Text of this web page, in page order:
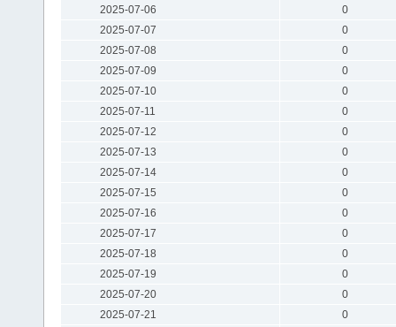
2025-07-06
0
2025-07-07
0
2025-07-08
0
2025-07-09
0
2025-07-10
0
2025-07-11
0
2025-07-12
0
2025-07-13
0
2025-07-14
0
2025-07-15
0
2025-07-16
0
2025-07-17
0
2025-07-18
0
2025-07-19
0
2025-07-20
0
2025-07-21
0